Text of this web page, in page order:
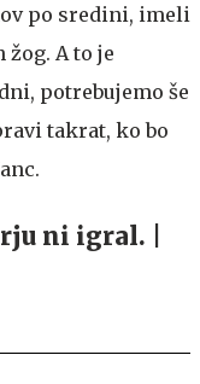
po sredini, imeli
A to je
potrebujemo še
takrat, ko bo